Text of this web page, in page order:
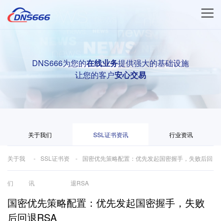
DNS666为您的在线业务提供强大的基础设施
让您的客户安心交易
关于我们 SSL证书资讯 行业资讯
关于我
们
SSL证书资
讯
国密优先策略配置：优先发起国密握手，失败后回
退RSA
国密优先策略配置：优先发起国密握手，失败
后回退RSA